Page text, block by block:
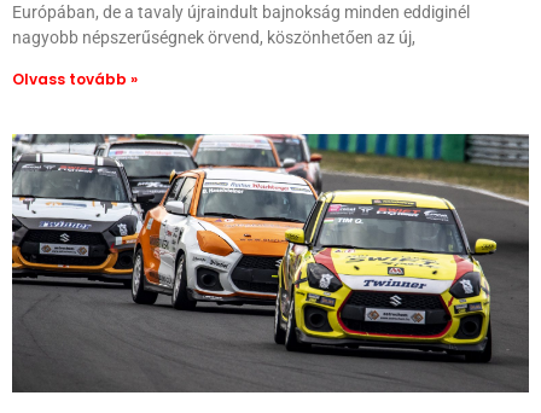
Európában, de a tavaly újraindult bajnokság minden eddiginél
nagyobb népszerűségnek örvend, köszönhetően az új,
Olvass tovább »